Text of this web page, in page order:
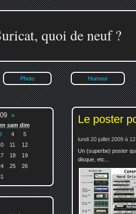
quoi de neuf ?
Photo Humour
Le poster
lundi 20 juillet 2009 à
Un (superbe) poster
disque, etc...
»
sam dim
4
5
11
12
18
19
25
26